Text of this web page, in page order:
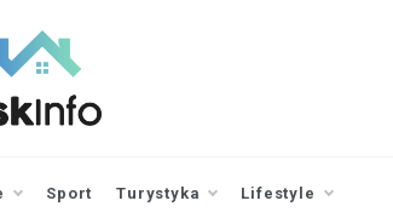
Sport Turystyka Lifestyle